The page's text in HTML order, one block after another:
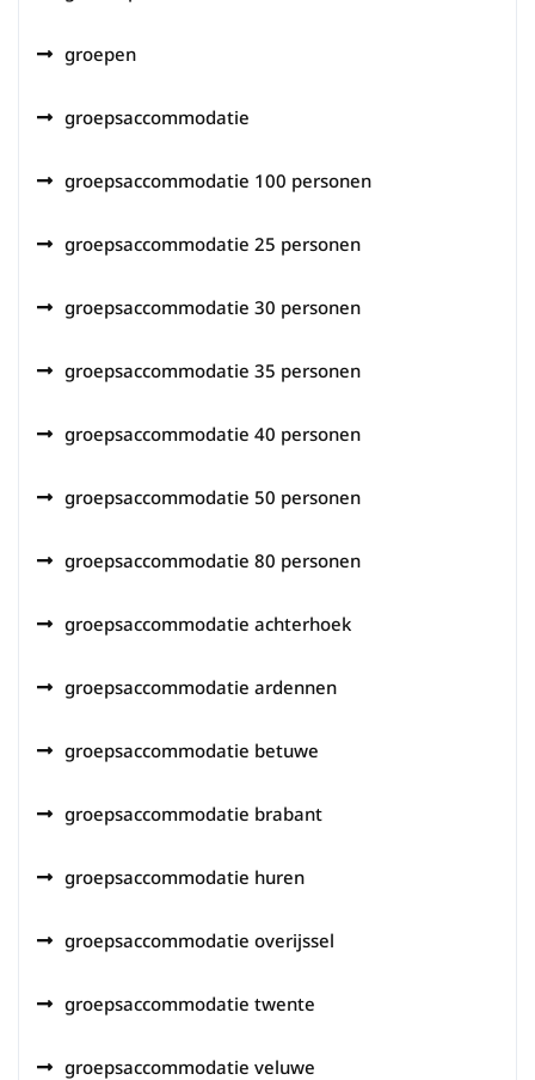
groepen
groepsaccommodatie
groepsaccommodatie 100 personen
groepsaccommodatie 25 personen
groepsaccommodatie 30 personen
groepsaccommodatie 35 personen
groepsaccommodatie 40 personen
groepsaccommodatie 50 personen
groepsaccommodatie 80 personen
groepsaccommodatie achterhoek
groepsaccommodatie ardennen
groepsaccommodatie betuwe
groepsaccommodatie brabant
groepsaccommodatie huren
groepsaccommodatie overijssel
groepsaccommodatie twente
groepsaccommodatie veluwe